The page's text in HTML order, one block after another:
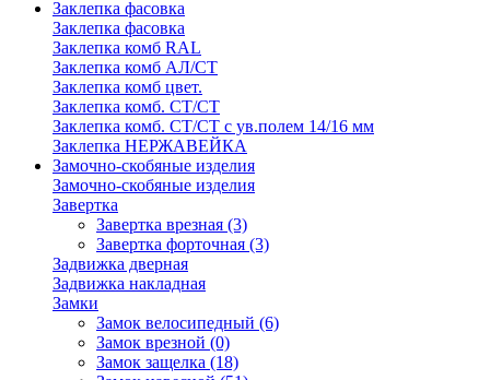
Заклепка фасовка
Заклепка фасовка
Заклепка комб RAL
Заклепка комб АЛ/СТ
Заклепка комб цвет.
Заклепка комб. СТ/СТ
Заклепка комб. СТ/СТ с ув.полем 14/16 мм
Заклепка НЕРЖАВЕЙКА
Замочно-скобяные изделия
Замочно-скобяные изделия
Завертка
Завертка врезная (3)
Завертка форточная (3)
Задвижка дверная
Задвижка накладная
Замки
Замок велосипедный (6)
Замок врезной (0)
Замок защелка (18)